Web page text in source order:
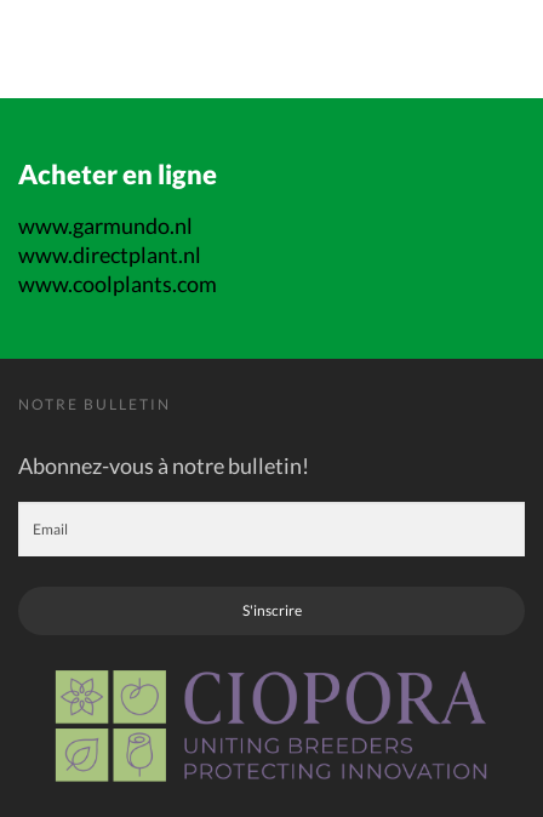
Acheter en ligne
www.garmundo.nl
www.directplant.nl
www.coolplants.com
NOTRE BULLETIN
Abonnez-vous à notre bulletin!
S'inscrire